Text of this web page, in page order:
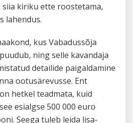
siia kiriku ette roostetama,
lahendus.
kus Vabadussõja
ning selle kavandaja
detailide paigaldamine
ootusärevusse. Ent
hetkel teadmata, kuid
esialgse 500 000 euro
Seega tuleb leida lisa-